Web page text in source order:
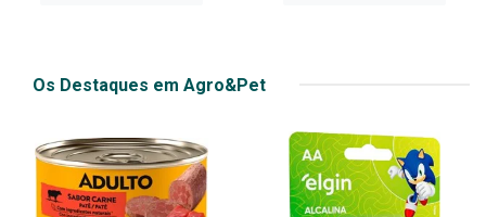
Os Destaques em Agro&Pet